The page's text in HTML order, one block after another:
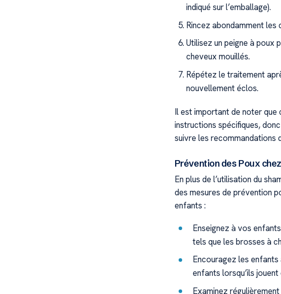
indiqué sur l’emballage).
Rincez abondamment les
Utilisez un peigne à poux
cheveux mouillés.
Répétez le traitement
nouvellement éclos.
Il est important de noter que
instructions spécifiques,
suivre les recommandations
Prévention des Poux
En plus de l’utilisation du
des mesures de prévention
enfants :
Enseignez à vos
tels que les brosses à
Encouragez les
enfants lorsqu’ils
Examinez